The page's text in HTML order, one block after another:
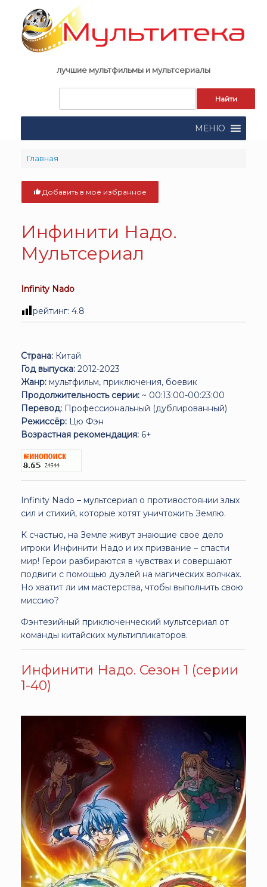
content
лучшие мультфильмы и мультсериалы
поиска:
МЕНЮ
Главная
Добавить в моё избранное
Инфинити Надо.
Мультсериал
Infinity Nado
рейтинг: 4.8
Страна: Китай
Год выпуска: 2012-2023
Жанр: мультфильм, приключения, боевик
Продолжительность серии: ~ 00:13:00-00:23:00
Перевод: Профессиональный (дублированный)
Режиссёр: Цю Фэн
Возрастная рекомендация: 6+
Infinity Nado – мультсериал о противостоянии злых
сил и стихий, которые хотят уничтожить Землю.
К счастью, на Земле живут знающие свое дело
игроки Инфинити Надо и их призвание – спасти
мир! Герои разбираются в чувствах и совершают
подвиги с помощью дуэлей на магических волчках.
Но хватит ли им мастерства, чтобы выполнить свою
миссию?
Фэнтезийный приключенческий мультсериал от
команды китайских мультипликаторов.
Инфинити Надо. Сезон 1 (серии
1-40)